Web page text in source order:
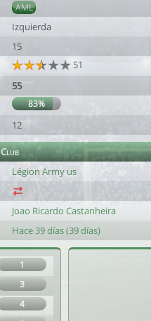
AML
Izquierda
15
51
55
83%
12
Club
Légion Army us
Joao Ricardo Castanheira
Hace 39 días (39 días)
1
3
4